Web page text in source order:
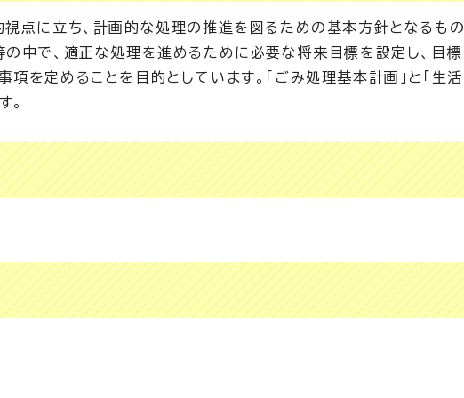
視点に立ち、計画的な処理の推進を図るための基本方針となるもの
中で、適正な処理を進めるために必要な将来目標を設定し、目標
を定めることを目的としています。「ごみ処理基本計画」と「生活
。